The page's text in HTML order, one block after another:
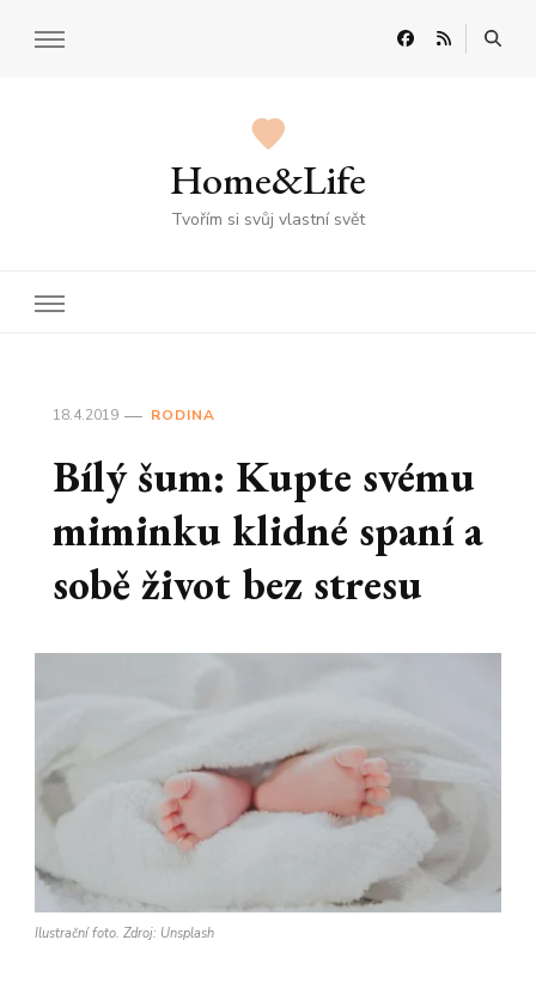
Home&Life
Tvořím si svůj vlastní svět
18.4.2019 RODINA
Bílý šum: Kupte svému
miminku klidné spaní a
sobě život bez stresu
Ilustrační foto. Zdroj: Unsplash